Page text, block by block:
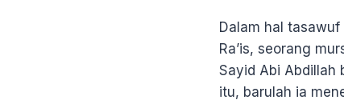
Dalam hal
Ra’is, seorang
Sayid Abi Abdillah
itu, barulah ia